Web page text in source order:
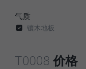
气质
镶木地板
T0008 价格